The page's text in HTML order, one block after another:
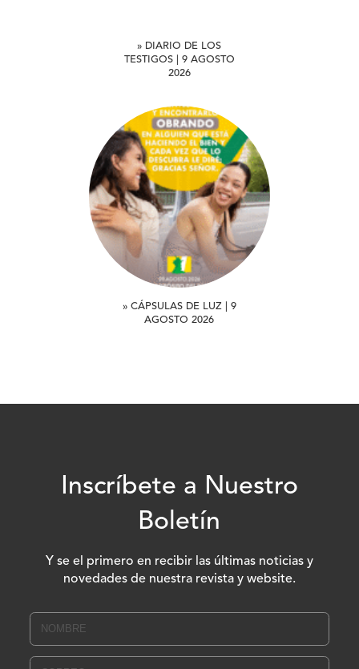
» DIARIO DE LOS
TESTIGOS | 9 AGOSTO
2026
» CÁPSULAS DE LUZ | 9
AGOSTO 2026
Inscríbete a Nuestro
Boletín
Y se el primero en recibir las últimas noticias y
novedades de nuestra revista y website.